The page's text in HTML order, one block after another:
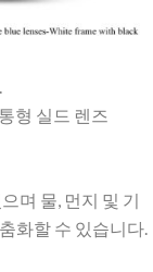
형 실드 렌즈
며 물, 먼지 및 기
화할 수 있습니다.